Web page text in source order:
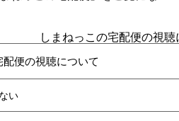
しまねっこの宅配便の視
配便の視聴について
い